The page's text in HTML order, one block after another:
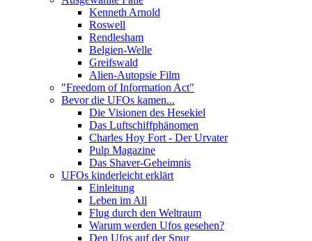
Kenneth Arnold
Roswell
Rendlesham
Belgien-Welle
Greifswald
Alien-Autopsie Film
"Freedom of Information Act"
Bevor die UFOs kamen...
Die Visionen des Hesekiel
Das Luftschiffphänomen
Charles Hoy Fort - Der Urvater
Pulp Magazine
Das Shaver-Geheimnis
UFOs kinderleicht erklärt
Einleitung
Leben im All
Flug durch den Weltraum
Warum werden Ufos gesehen?
Den Ufos auf der Spur